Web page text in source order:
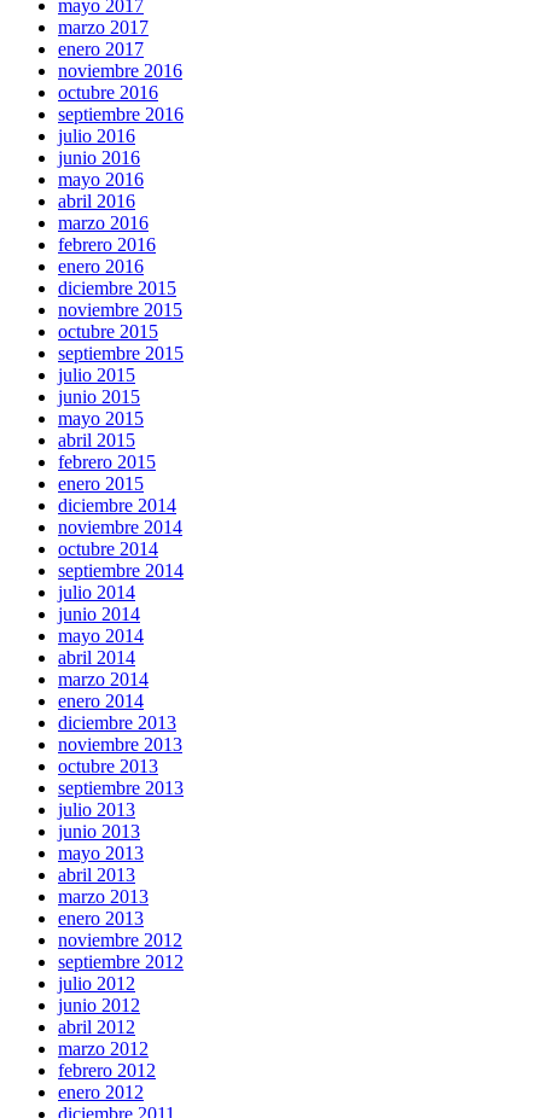
mayo 2017
marzo 2017
enero 2017
noviembre 2016
octubre 2016
septiembre 2016
julio 2016
junio 2016
mayo 2016
abril 2016
marzo 2016
febrero 2016
enero 2016
diciembre 2015
noviembre 2015
octubre 2015
septiembre 2015
julio 2015
junio 2015
mayo 2015
abril 2015
febrero 2015
enero 2015
diciembre 2014
noviembre 2014
octubre 2014
septiembre 2014
julio 2014
junio 2014
mayo 2014
abril 2014
marzo 2014
enero 2014
diciembre 2013
noviembre 2013
octubre 2013
septiembre 2013
julio 2013
junio 2013
mayo 2013
abril 2013
marzo 2013
enero 2013
noviembre 2012
septiembre 2012
julio 2012
junio 2012
abril 2012
marzo 2012
febrero 2012
enero 2012
diciembre 2011